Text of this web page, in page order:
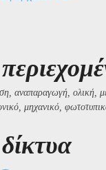
αναπαραγωγή, ολική,
μηχανικό,